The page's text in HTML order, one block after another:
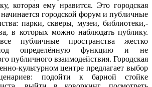
которая ему нравится. Это городская
начинается городской форум и публичные
парки, скверы, музеи, библиотеки,-
в которых можно наблюдать публику.
публичные пространства жестко
под определённую функцию и не
публичного взаимодействия. Городская
культурном центре предлагает выбор
подойти к барной стойке